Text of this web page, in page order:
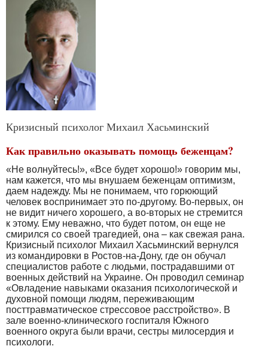
Кризисный психолог Михаил Хасьминский
Как правильно оказывать помощь беженцам?
«Не волнуйтесь!», «Все будет хорошо!» говорим мы,
нам кажется, что мы внушаем беженцам оптимизм,
даем надежду. Мы не понимаем, что горюющий
человек воспринимает это по-другому. Во-первых, он
не видит ничего хорошего, а во-вторых не стремится
к этому. Ему неважно, что будет потом, он еще не
смирился со своей трагедией, она – как свежая рана.
Кризисный психолог Михаил Хасьминский вернулся
из командировки в Ростов-на-Дону, где он обучал
специалистов работе с людьми, пострадавшими от
военных действий на Украине. Он проводил семинар
«Овладение навыками оказания психологической и
духовной помощи людям, переживающим
посттравматическое стрессовое расстройство». В
зале военно-клинического госпиталя Южного
военного округа были врачи, сестры милосердия и
психологи.